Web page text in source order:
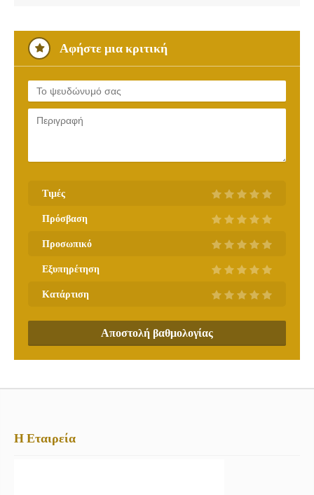
Αφήστε μια κριτική
Τιμές
Πρόσβαση
Προσωπικό
Εξυπηρέτηση
Κατάρτιση
Αποστολή βαθμολογίας
Η Εταιρεία